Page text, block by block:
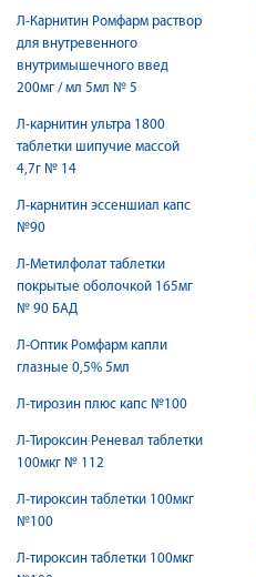
Л-Карнитин Ромфарм раствор
для внутревенного
внутримышечного введ
200мг / мл 5мл № 5
Л-карнитин ультра 1800
таблетки шипучие массой
4,7г № 14
Л-карнитин эссеншиал капс
№90
Л-Метилфолат таблетки
покрытые оболочкой 165мг
№ 90 БАД
Л-Оптик Ромфарм капли
глазные 0,5% 5мл
Л-тирозин плюс капс №100
Л-Тироксин Реневал таблетки
100мкг № 112
Л-тироксин таблетки 100мкг
№100
Л-тироксин таблетки 100мкг